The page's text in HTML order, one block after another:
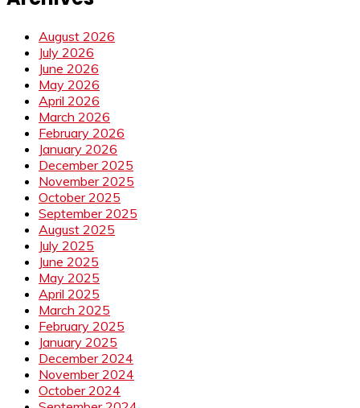
August 2026
July 2026
June 2026
May 2026
April 2026
March 2026
February 2026
January 2026
December 2025
November 2025
October 2025
September 2025
August 2025
July 2025
June 2025
May 2025
April 2025
March 2025
February 2025
January 2025
December 2024
November 2024
October 2024